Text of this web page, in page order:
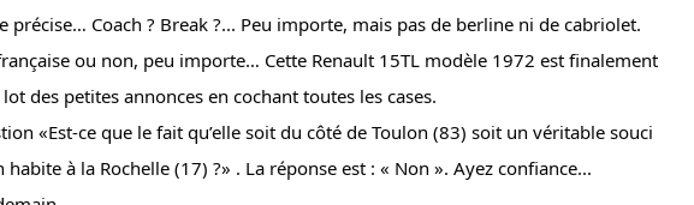
précise… Coach ? Break ?... Peu importe, mais pas de berline ni de cabriolet.
ou non, peu importe… Cette Renault 15TL modèle 1972 est finalement
des petites annonces en cochant toutes les cases.
«Est-ce que le fait qu’elle soit du côté de Toulon (83) soit un véritable souci
habite à la Rochelle (17) ?» . La réponse est : « Non ». Ayez confiance...